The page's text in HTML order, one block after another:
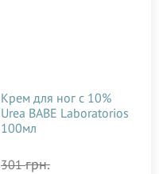
Крем для ног с 10%
Urea BABE Laboratorios
100мл
301грн.